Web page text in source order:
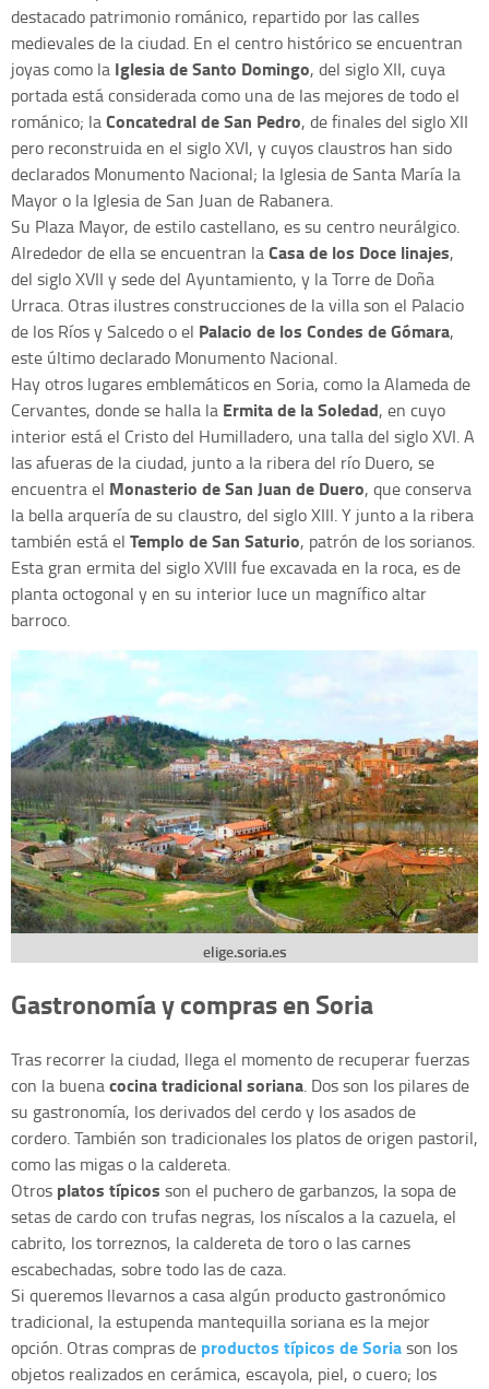
destacado patrimonio románico, repartido por las calles
medievales de la ciudad. En el centro histórico se encuentran
joyas como la Iglesia de Santo Domingo, del siglo XII, cuya
portada está considerada como una de las mejores de todo el
románico; laConcatedral de San Pedro, de finales del siglo XII
pero reconstruida en el siglo XVI, y cuyos claustros han sido
declarados Monumento Nacional; la Iglesia de Santa María la
Mayor o la Iglesia de San Juan de Rabanera.
Su Plaza Mayor, de estilo castellano, es su centro neurálgico.
Alrededor de ella se encuentran laCasa de los Doce linajes,
del siglo XVII y sede del Ayuntamiento, y la Torre de Doña
Urraca. Otras ilustres construcciones de la villa son el Palacio
de los Ríos y Salcedo o el Palacio de los Condes de Gómara,
este último declarado Monumento Nacional.
Hay otros lugares emblemáticos en Soria, como la Alameda de
Cervantes, donde se halla la Ermita de la Soledad, en cuyo
interior está el Cristo del Humilladero, una talla del siglo XVI. A
las afueras de la ciudad, junto a la ribera del río Duero, se
encuentra el Monasterio de San Juan de Duero, que conserva
la bella arquería de su claustro, del siglo XIII. Y junto a la ribera
también está el Templo de San Saturio, patrón de los sorianos.
Esta gran ermita del siglo XVIII fue excavada en la roca, es de
planta octogonal y en su interior luce un magnífico altar
barroco.
elige.soria.es
Gastronomía y compras en Soria
Tras recorrer la ciudad, llega el momento de recuperar fuerzas
con la buenacocina tradicional soriana. Dos son los pilares de
su gastronomía, los derivados del cerdo y los asados de
cordero. También son tradicionales los platos de origen pastoril,
como las migas o la caldereta.
Otros platos típicos son el puchero de garbanzos, la sopa de
setas de cardo con trufas negras, los níscalos a la cazuela, el
cabrito, los torreznos, la caldereta de toro o las carnes
escabechadas, sobre todo las de caza.
Si queremos llevarnos a casa algún producto gastronómico
tradicional, la estupenda mantequilla soriana es la mejor
opción. Otras compras de productos típicos de Soriason los
objetos realizados en cerámica, escayola, piel, o cuero; los